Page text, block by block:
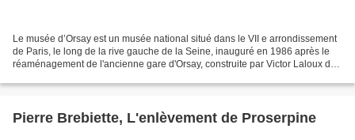
Le musée d’Orsay est un musée national situé dans le VII e arrondissement
de Paris, le long de la rive gauche de la Seine, inauguré en 1986 après le
réaménagement de l'ancienne gare d'Orsay, construite par Victor Laloux de
Pierre Brebiette, L'enlèvement de Proserpine